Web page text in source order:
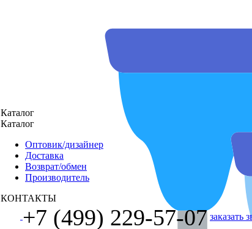
Каталог
Каталог
Оптовик/дизайнер
Доставка
Возврат/обмен
Производитель
КОНТАКТЫ
+7 (499) 229-57-07 заказать